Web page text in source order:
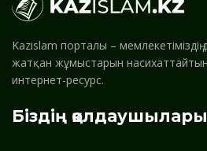
Kazislam порталы – мемлекетіміздің
жатқан жұмыстарын насихаттайтын
интернет-ресурс.
Біздің